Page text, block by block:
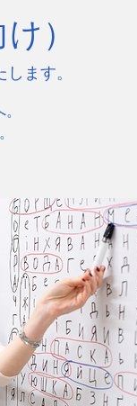
）
ます。